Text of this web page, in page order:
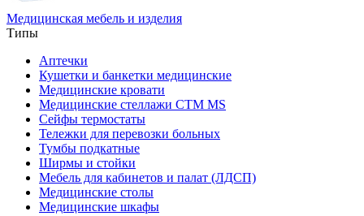
Медицинская мебель и изделия
Типы
Аптечки
Кушетки и банкетки медицинские
Медицинские кровати
Медицинские стеллажи CTM MS
Сейфы термостаты
Тележки для перевозки больных
Тумбы подкатные
Ширмы и стойки
Мебель для кабинетов и палат (ЛДСП)
Медицинские столы
Медицинские шкафы